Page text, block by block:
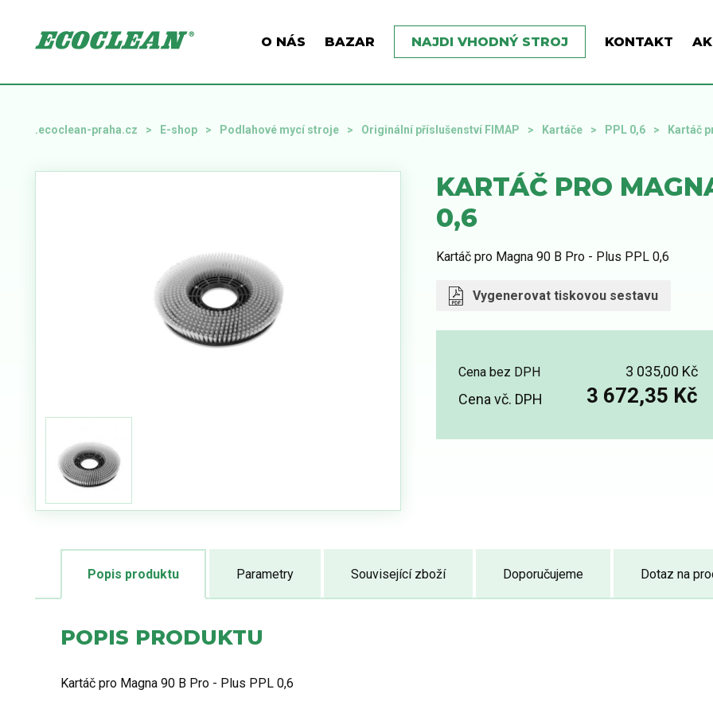
O NÁS BAZAR NAJDI VHODNÝ STROJ KONTAKT
.ecoclean-praha.cz E-shop Podlahové mycí stroje Originální příslušenství FIMAP Kartáče PPL 0,6 Kartáč
KARTÁČ PRO
0,6
Kartáč pro Magna 90 B Pro - Plus PPL 0,6
Vygenerovat tiskovou sestavu
Cena bez DPH
3 035,00 Kč
Cena vč. DPH
3 672,35 Kč
Popis produktu Parametry Související zboží Doporučujeme Dotaz na
POPIS PRODUKTU
Kartáč pro Magna 90 B Pro - Plus PPL 0,6